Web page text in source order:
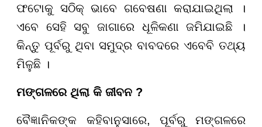
ଫଟୋକୁ ସଠିକ୍ ଭାବେ ଗବେଷଣା କରାଯାଇଥିଲା ।
ଏବେ ସେହି ସବୁ ଜାଗାରେ ଧୂଳିକଣା ଜମିଯାଇଛି ।
କିନ୍ତୁ ପୂର୍ବରୁ ଥିବା ସମୁଦ୍ର ବାବଦରେ ଏବେବି ତଥ୍ୟ
ମିଳୁଛି ।
ମଙ୍ଗଳରେ ଥିଲା କି ଜୀବନ ?
ବୈଜ୍ଞାନିକଙ୍କ କହିବାନୁସାରେ, ପୂର୍ବରୁ ମଙ୍ଗଳରେ